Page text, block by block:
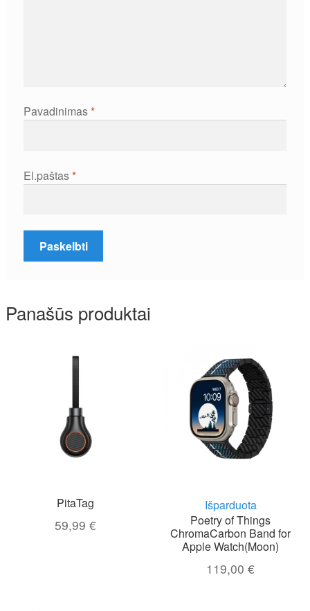
Pavadinimas*
El.paštas*
Panašūs produktai
PitaTag
59,99€
Išparduota
Poetry of Things
ChromaCarbon Band for
Apple Watch(Moon)
119,00€